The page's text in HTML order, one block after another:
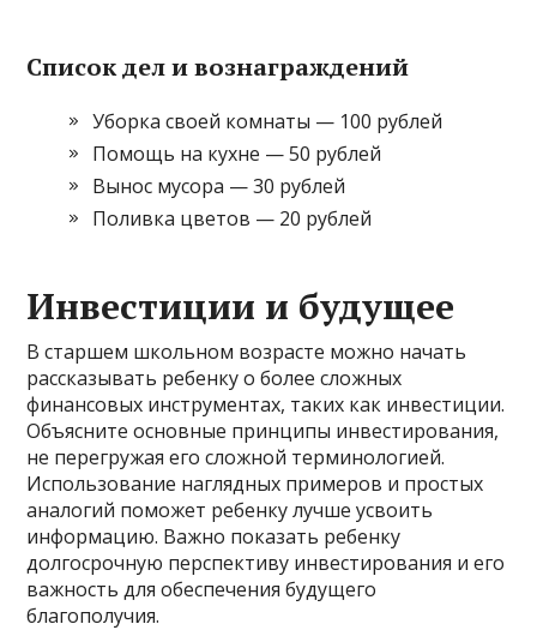
Список дел и вознаграждений
Уборка своей комнаты — 100 рублей
Помощь на кухне — 50 рублей
Вынос мусора — 30 рублей
Поливка цветов — 20 рублей
Инвестиции и будущее
В старшем школьном возрасте можно начать
рассказывать ребенку о более сложных
финансовых инструментах, таких как инвестиции.
Объясните основные принципы инвестирования,
не перегружая его сложной терминологией.
Использование наглядных примеров и простых
аналогий поможет ребенку лучше усвоить
информацию. Важно показать ребенку
долгосрочную перспективу инвестирования и его
важность для обеспечения будущего
благополучия.